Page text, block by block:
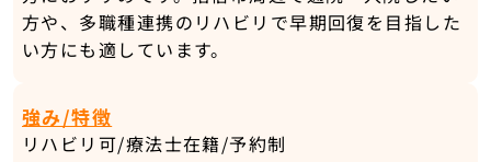
方や、多職種連携のリハビリで早期回復を目指した
い方にも適しています。
強み/特徴
リハビリ可/療法士在籍/予約制